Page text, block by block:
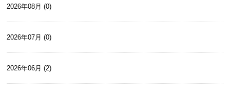
2026年08月 (0)
2026年07月 (0)
2026年06月 (2)